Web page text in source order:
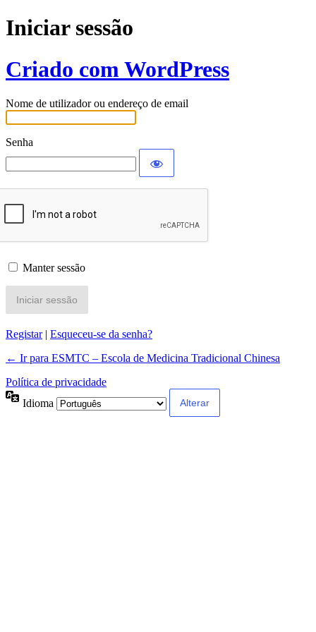
Iniciar sessão
Criado com WordPress
Nome de utilizador ou endereço de email
Senha
Manter sessão
Registar| Esqueceu-se da senha?
← Ir para ESMTC – Escola de Medicina Tradicional Chinesa
Política de privacidade
Idioma